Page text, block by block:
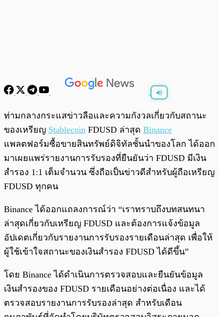
0:00
ท่ามกลางกระแสข่าวลือและความกังวลเกี่ยวกับสถานะ
ของเหรียญ Stablecoin FDUSD ล่าสุด Binance
แพลตฟอร์มซื้อขายสินทรัพย์ดิจิทัลชั้นนำของโลก ได้ออก
มาเผยแพร่รายงานการรับรองที่ยืนยันว่า FDUSD มีเงิน
สำรอง 1:1 เต็มจำนวน ซึ่งถือเป็นข่าวดีสำหรับผู้ถือเหรียญ
FDUSD ทุกคน
Binance ได้ออกแถลงการณ์ว่า “เราทราบถึงบทสนทนา
ล่าสุดเกี่ยวกับเหรียญ FDUSD และต้องการแจ้งข้อมูล
อัปเดตเกี่ยวกับรายงานการรับรองรายเดือนล่าสุด เพื่อให้
ผู้ใช้เข้าใจสถานะของเงินสำรอง FDUSD ได้ดีขึ้น”
โดย Binance ได้ดำเนินการตรวจสอบและยืนยันข้อมูล
เงินสำรองของ FDUSD รายเดือนอย่างต่อเนื่อง และได้
ตรวจสอบรายงานการรับรองล่าสุด สำหรับเดือน